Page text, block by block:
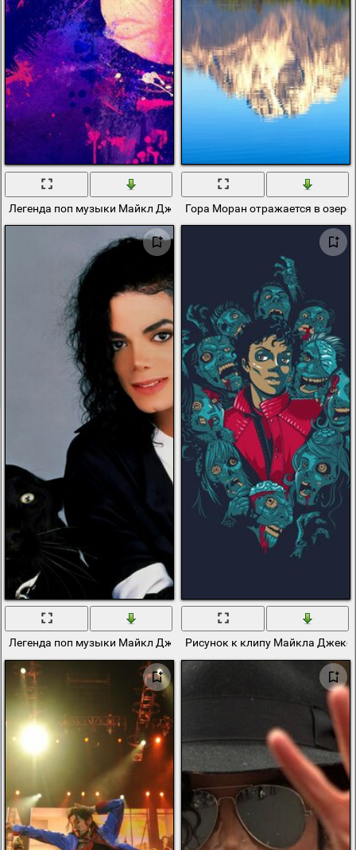
Легенда поп музыки Майкл ДжексонГора Моран отражается в
Легенда поп музыки Майкл ДжексонРисунок к клипу Майкла